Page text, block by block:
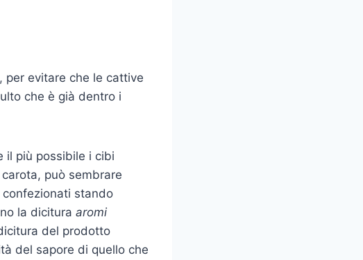
per evitare che le cattive
che è già dentro i
il più possibile i cibi
può sembrare
stando
la dicitura aromi
del prodotto
del sapore di quello che